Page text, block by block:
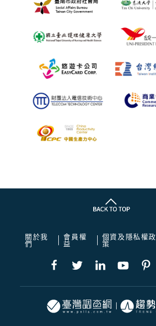
關於我
們
會員權
益
個資及隱私權政
策